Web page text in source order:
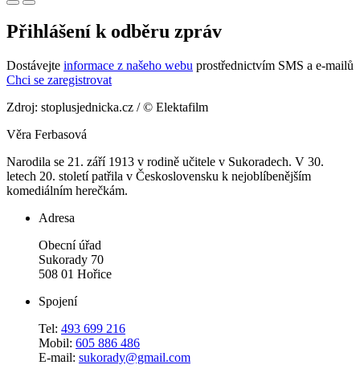
Přihlášení k odběru zpráv
Dostávejte informace z našeho webu prostřednictvím SMS a e-mailů
Chci se zaregistrovat
Zdroj: stoplusjednicka.cz / © Elektafilm
Věra Ferbasová
Narodila se 21. září 1913 v rodině učitele v Sukoradech. V 30.
letech 20. století patřila v Československu k nejoblíbenějším
komediálním herečkám.
Adresa
Obecní úřad
Sukorady 70
508 01 Hořice
Spojení
Tel: 493 699 216
Mobil: 605 886 486
E-mail: sukorady@gmail.com